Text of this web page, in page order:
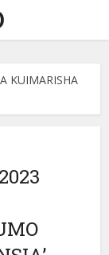
KUIMARISHA